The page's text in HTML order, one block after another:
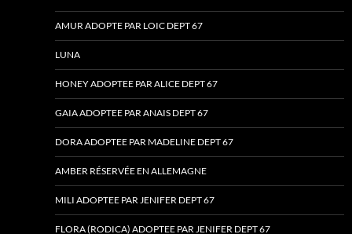
AMUR ADOPTE PAR LOIC DEPT 67
LUNA
HONEY ADOPTEE PAR ALICE DEPT 67
GAIA ADOPTEE PAR ANAIS DEPT 67
DORA ADOPTEE PAR MADELINE DEPT 67
AMBER RÉSERVÉE EN ALLEMAGNE
MILI ADOPTEE PAR JENIFER DEPT 67
FLORA (RODICA) ADOPTEE PAR JENIFER DEPT 67